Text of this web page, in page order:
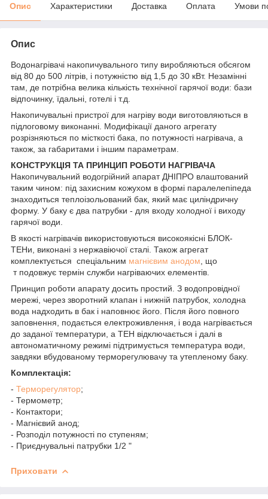
Опис Характеристики Доставка Оплата Умови
Опис
Водонагрівачі накопичувального типу виробляються обсягом
від 80 до 500 літрів, і потужністю від 1,5 до 30 кВт. Незамінні
там, де потрібна велика кількість технічної гарячої води: бази
відпочинку, їдальні, готелі і т.д.
Накопичувальні пристрої для нагріву води виготовляються в
підлоговому виконанні. Модифікації даного агрегату
розрізняються по місткості бака, по потужності нагрівача, а
також, за габаритами і іншим параметрам.
КОНСТРУКЦІЯ ТА ПРИНЦИП РОБОТИ НАГРІВАЧА
Накопичувальний водогрійний апарат ДНІПРО влаштований
таким чином: під захисним кожухом в формі паралелепіпеда
знаходиться теплоізольований бак, який має циліндричну
форму. У баку є два патрубки - для входу холодної і виходу
гарячої води.
В якості нагрівачів використовуються високоякісні БЛОК-
ТЕНи, виконані з нержавіючої сталі. Також агрегат
комплектується спеціальним магнієвим анодом , що
т подовжує термін служби нагріваючих елементів.
Принцип роботи апарату досить простий. З водопровідної
мережі, через зворотний клапан і нижній патрубок, холодна
вода надходить в бак і наповнює його. Після його повного
заповнення, подається електроживлення, і вода нагрівається
до заданої температури, а ТЕН відключається і далі в
автономатичному режимі підтримується температура води,
завдяки вбудованому терморегулювачу та утепленому баку.
Комплектація:
- Терморегулятор;
- Термометр;
- Контактори;
- Магнієвий анод;
- Розподіл потужності по ступеням;
- Приєднувальні патрубки 1/2 "
Приховати